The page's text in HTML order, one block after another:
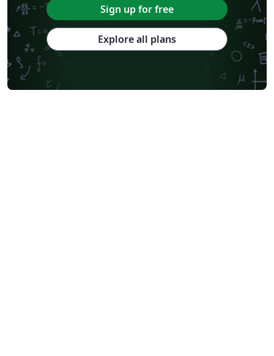
Sign up for free
Explore all plans